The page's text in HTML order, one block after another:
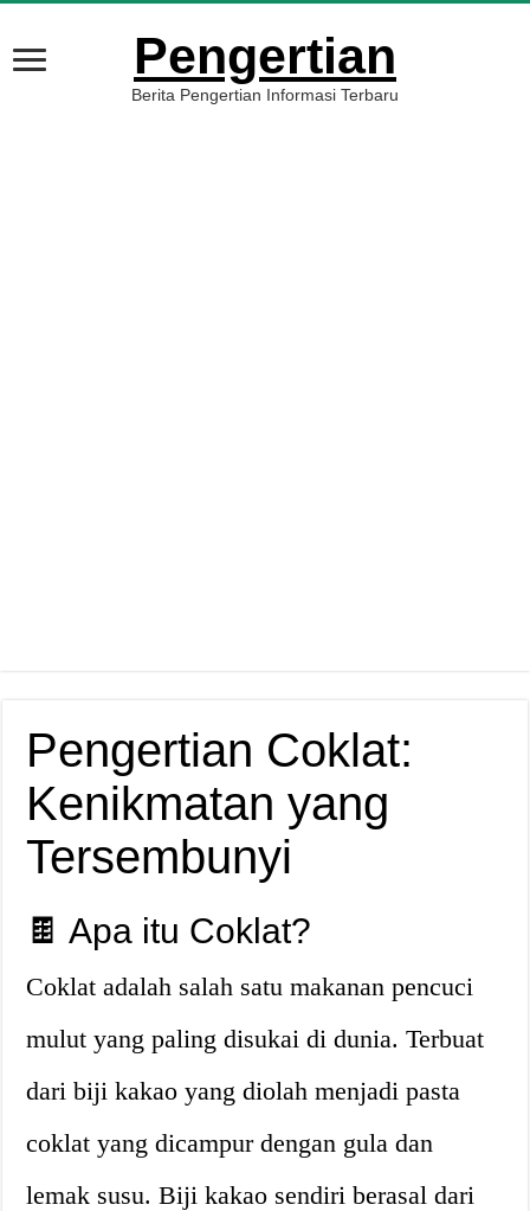
Pengertian
Berita Pengertian Informasi Terbaru
Pengertian Coklat:
Kenikmatan yang
Tersembunyi
🍫 Apa itu Coklat?
Coklat adalah salah satu makanan pencuci
mulut yang paling disukai di dunia. Terbuat
dari biji kakao yang diolah menjadi pasta
coklat yang dicampur dengan gula dan
lemak susu. Biji kakao sendiri berasal dari